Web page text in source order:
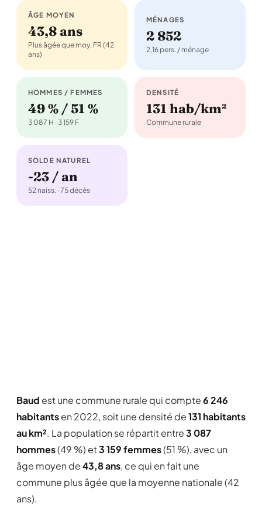
ÂGE MOYEN
43,8 ans
Plus âgée que moy. FR (42
ans)
MÉNAGES
2 852
2,16 pers. / ménage
HOMMES / FEMMES
49 % / 51 %
3 087 H · 3 159 F
DENSITÉ
131 hab/km²
Commune rurale
SOLDE NATUREL
-23 / an
52 naiss. · 75 décès
Baud est une commune rurale qui compte6 246
habitantsen 2022, soit une densité de131 habitants
au km². La population se répartit entre3 087
hommes(49 %) et3 159 femmes(51 %), avec un
âge moyen de43,8 ans, ce qui en fait une
commune plus âgée que la moyenne nationale (42
ans).